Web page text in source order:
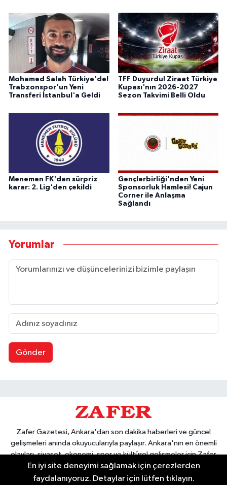
Mohamed Salah Türkiye'de!
Trabzonspor'un Yeni
Transferi İstanbul'a Geldi
TFF Duyurdu! Ziraat Türkiye
Kupası'nın 2026-2027
Sezon Takvimi Belli Oldu
Menemen FK'dan sürpriz
karar: 2. Lig'den çekildi
Gençlerbirliği'nden Yeni
Sponsorluk Hamlesi! Cajun
Corner ile Anlaşma
Sağlandı
Yorumlar
Gönder
Zafer Gazetesi, Ankara'dan son dakika haberleri ve güncel
gelişmeleri anında okuyucularıyla paylaşır. Ankara'nın en önemli
olayları, siyaset, ekonomi, spor ve kültürel gelişmeler için Zafer
Gazetesi'ni takip edin. Başkentin güvendiği haber kaynağı.
En iyi site deneyimi sağlamak için çerezlerden
faydalanıyoruz. Detaylar için lütfen tıklayın.